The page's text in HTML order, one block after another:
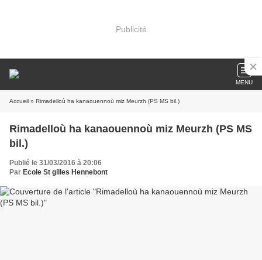
Publicité
MENU
Accueil » Rimadelloù ha kanaouennoù miz Meurzh (PS MS bil.)
Rimadelloù ha kanaouennoù miz Meurzh (PS MS
bil.)
Publié le 31/03/2016 à 20:06
Par Ecole St gilles Hennebont